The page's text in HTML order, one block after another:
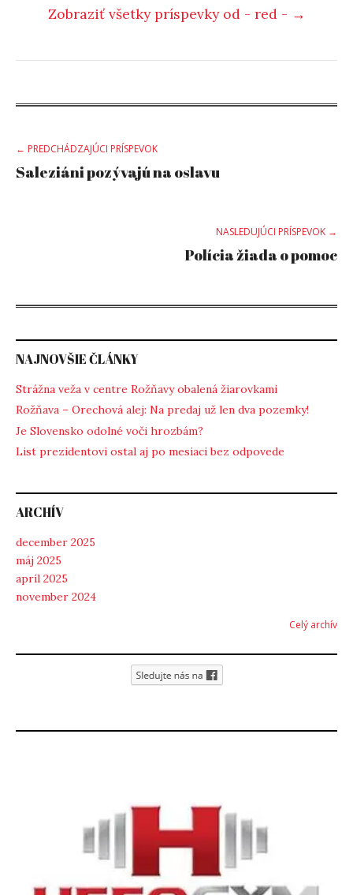
Zobraziť všetky príspevky od - red - →
Post
← PREDCHÁDZAJÚCI PRÍSPEVOK
Saleziáni pozývajú na oslavu
NASLEDUJÚCI PRÍSPEVOK →
Polícia žiada o pomoc
NAJNOVŠIE ČLÁNKY
Strážna veža v centre Rožňavy obalená žiarovkami
Rožňava – Orechová alej: Na predaj už len dva pozemky!
Je Slovensko odolné voči hrozbám?
List prezidentovi ostal aj po mesiaci bez odpovede
ARCHÍV
december 2025
máj 2025
apríl 2025
november 2024
Celý archív